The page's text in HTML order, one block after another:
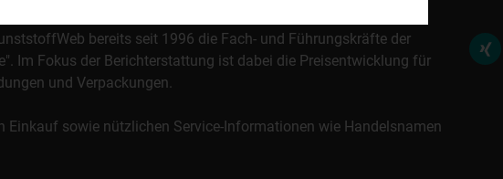
bereits seit 1996 die Fach- und Führungskräfte der
Im Fokus der Berichterstattung ist dabei die Preisentwicklung für
und Verpackungen.
sowie nützlichen Service-Informationen wie Handelsnamen